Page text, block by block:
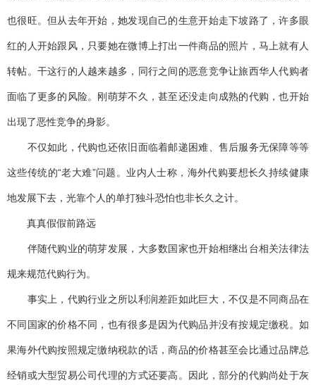
也很旺。但从去年开始，她发现自己的生意开始走下坡路了，许多眼
红的人开始跟风，只要她在微博上打出一件商品的照片，马上就有人
转帖。干这行的人越来越多，同行之间的恶意竞争让旅西华人代购者
面临了更多的风险。刚萌芽不久，甚至还没走向成熟的代购，也开始
出现了恶性竞争的身影。
不仅如此，代购也还依旧面临着邮递困难、售后服务无保障等等
这些传统的“老大难”问题。业内人士称，海外代购要想长久持续健康
地发展下去，光靠个人的单打独斗恐怕也非长久之计。
真真假假前路远
伴随代购业的萌芽发展，大多数国家也开始相继出台相关法律法
规来规范代购行为。
事实上，代购行业之所以利润差距如此巨大，不仅是不同商品在
不同国家的价格不同，也有很多是因为代购品并没有按规定缴税。如
果海外代购按照规定缴纳税款的话，商品的价格甚至会比通过品牌总
经销或大型贸易公司代理的方式还要高。因此，部分的代购尚处于灰